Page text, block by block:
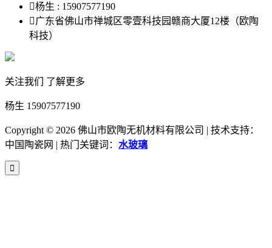
杨生 : 15907577190
广东省佛山市禅城区零壹科技园赣商大厦12楼（欧陶
科技）
关注我们 了解更多
杨生 15907577190
Copyright © 2026 佛山市欧陶无机材料有限公司 | 技术支持：
中国陶瓷网 | 热门关键词： 水玻璃
